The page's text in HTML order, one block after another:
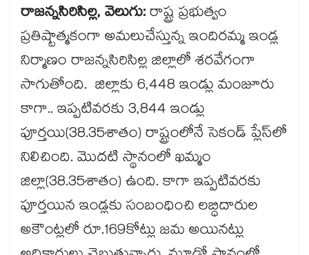
రాజన్నసిరిసిల్ల, వెలుగు:రాష్ట్ర ప్రభుత్వం
ప్రతిష్టాత్మకంగా అమలుచేస్తున్న ఇందిరమ్మ ఇండ్ల
నిర్మాణం రాజన్నసిరిసిల్ల జిల్లాలో శరవేగంగా
సాగుతోంది. జిల్లాకు 6,448 ఇండ్లు మంజూరు
కాగా.. ఇప్పటివరకు 3,844 ఇండ్లు
పూర్తయి(38.35శాతం) రాష్ట్రంలోనే సెకండ్ ప్లేస్‌‌లో
నిలిచింది. మొదటి స్థానంలో ఖమ్మం
జిల్లా(38.35శాతం) ఉంది. కాగా ఇప్పటివరకు
పూర్తయిన ఇండ్లకు సంబంధించి లబ్ధిదారుల
అకౌంట్లలో రూ.169కోట్లు జమ అయినట్లు